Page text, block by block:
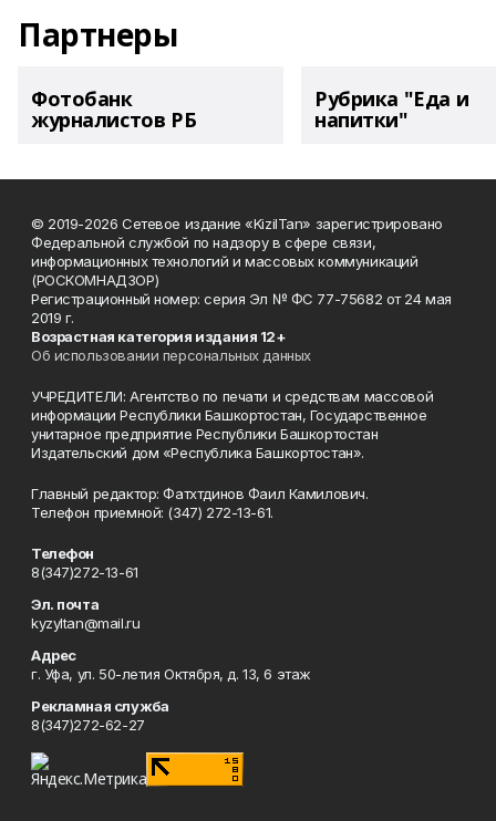
Партнеры
Фотобанк
журналистов РБ
Рубрика "Еда и
напитки"
© 2019-2026 Сетевое издание «KizilTan» зарегистрировано
Федеральной службой по надзору в сфере связи,
информационных технологий и массовых коммуникаций
(РОСКОМНАДЗОР)
Регистрационный номер: серия Эл № ФС 77-75682 от 24 мая
2019 г.
Возрастная категория издания 12+
Об использовании персональных данных
УЧРЕДИТЕЛИ: Агентство по печати и средствам массовой
информации Республики Башкортостан, Государственное
унитарное предприятие Республики Башкортостан
Издательский дом «Республика Башкортостан».
Главный редактор: Фатхтдинов Фаил Камилович.
Телефон приемной: (347) 272-13-61.
Телефон
8(347)272-13-61
Эл. почта
kyzyltan@mail.ru
Адрес
г. Уфа, ул. 50-летия Октября, д. 13, 6 этаж
Рекламная служба
8(347)272-62-27